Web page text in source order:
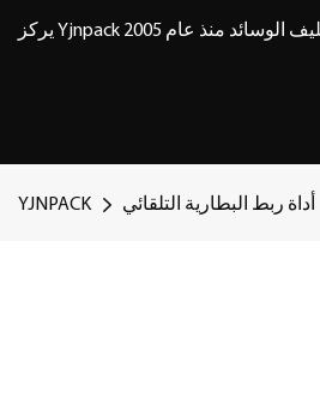
YJNPACK أداة ربط البطارية التلقائي